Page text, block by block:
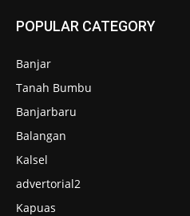
POPULAR CATEGORY
Banjar
Tanah Bumbu
Banjarbaru
Balangan
Kalsel
advertorial2
Kapuas